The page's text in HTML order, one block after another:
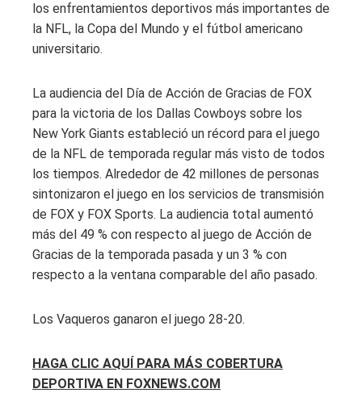
los enfrentamientos deportivos más importantes de
la NFL, la Copa del Mundo y el fútbol americano
universitario.
La audiencia del Día de Acción de Gracias de FOX
para la victoria de los Dallas Cowboys sobre los
New York Giants estableció un récord para el juego
de la NFL de temporada regular más visto de todos
los tiempos. Alrededor de 42 millones de personas
sintonizaron el juego en los servicios de transmisión
de FOX y FOX Sports. La audiencia total aumentó
más del 49 % con respecto al juego de Acción de
Gracias de la temporada pasada y un 3 % con
respecto a la ventana comparable del año pasado.
Los Vaqueros ganaron el juego 28-20.
HAGA CLIC AQUÍ PARA MÁS COBERTURA
DEPORTIVA EN FOXNEWS.COM